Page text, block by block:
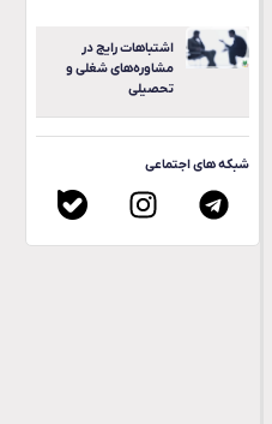
اشتباهات رایج در
مشاوره‌های شغلی و
تحصیلی
شبکه های اجتماعی